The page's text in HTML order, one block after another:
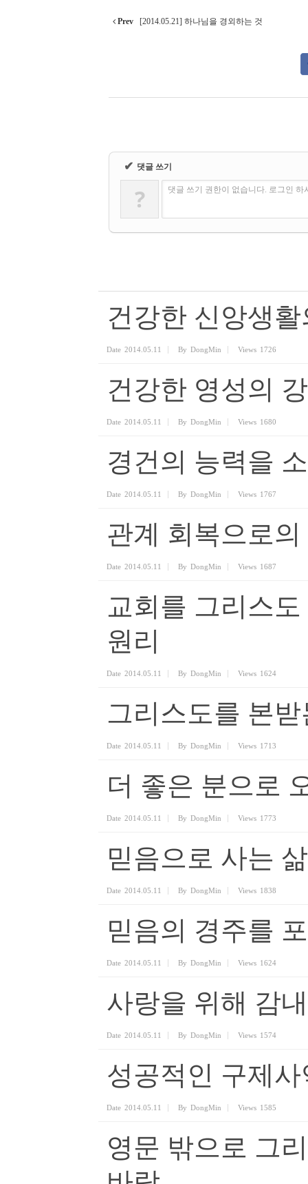
Prev [2014.05.21] 하나님을 경외하는 것
✔ 댓글 쓰기
? 댓글 쓰기 권한이 없습니다. 로그인 하
건강한 신앙생
Date 2014.05.11 By DongMin Views 1726
건강한 영성의
Date 2014.05.11 By DongMin Views 1680
경건의 능력을
Date 2014.05.11 By DongMin Views 1767
관계 회복으로의
Date 2014.05.11 By DongMin Views 1687
교회를 그리스
원리
Date 2014.05.11 By DongMin Views 1624
그리스도를 본
Date 2014.05.11 By DongMin Views 1713
더 좋은 분으로
Date 2014.05.11 By DongMin Views 1773
믿음으로 사는
Date 2014.05.11 By DongMin Views 1838
믿음의 경주를
Date 2014.05.11 By DongMin Views 1624
사랑을 위해 감
Date 2014.05.11 By DongMin Views 1574
성공적인 구제
Date 2014.05.11 By DongMin Views 1585
영문 밖으로 그